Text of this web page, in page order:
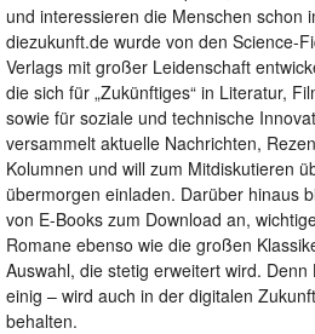
und interessieren die Menschen schon
diezukunft.de wurde von den Science-
Verlags mit großer Leidenschaft
die sich für „Zukünftiges“ in Literatur,
sowie für soziale und technische
versammelt aktuelle Nachrichten,
Kolumnen und will zum Mitdiskutieren
übermorgen einladen. Darüber hinaus
von E-Books zum Download an,
Romane ebenso wie die großen
Auswahl, die stetig erweitert wird.
einig – wird auch in der digitalen
behalten.